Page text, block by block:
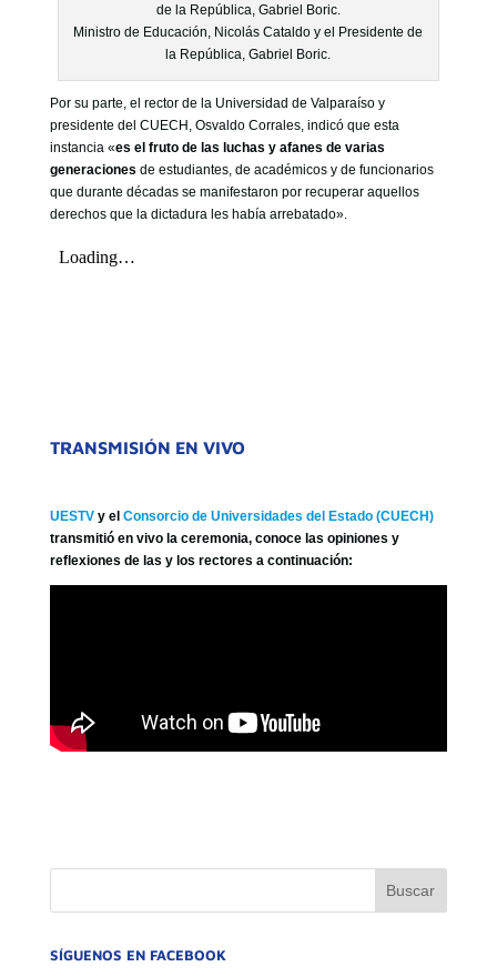
Ministro de Educación, Nicolás Cataldo y el Presidente de
la República, Gabriel Boric.
Por su parte, el rector de la Universidad de Valparaíso y
presidente del CUECH, Osvaldo Corrales, indicó que esta
instancia «es el fruto de las luchas y afanes de varias
generaciones de estudiantes, de académicos y de funcionarios
que durante décadas se manifestaron por recuperar aquellos
derechos que la dictadura les había arrebatado».
TRANSMISIÓN EN VIVO
UESTVy el Consorcio de Universidades del Estado (CUECH)
transmitió en vivo la ceremonia, conoce las opiniones y
reflexiones de las y los rectores a continuación:
SÍGUENOS EN FACEBOOK